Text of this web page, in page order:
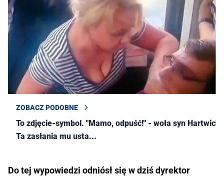
ZOBACZ PODOBNE
To zdjęcie-symbol. "Mamo, odpuść!" - woła syn Hartwich.
Ta zasłania mu usta...
Do tej wypowiedzi odniósł się w dziś dyrektor